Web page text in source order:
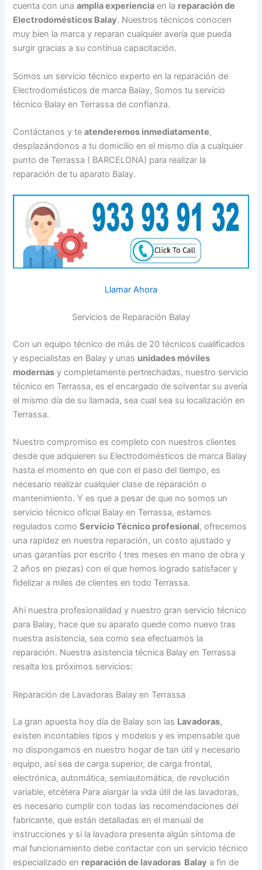
cuenta con unaamplia experiencia en la reparación de
Electrodomésticos Balay. Nuestros técnicos conocen
muy bien la marca y reparan cualquier avería que pueda
surgir gracias a su contínua capacitación.
Somos un servicio técnico experto en la reparación de
Electrodomésticos de marca Balay, Somos tu servicio
técnico Balay en Terrassa de confianza.
Contáctanos y teatenderemos inmediatamente,
desplazándonos a tu domicilio en el mismo día a cualquier
punto de Terrassa ( BARCELONA) para realizar la
reparación de tu aparato Balay.
Llamar Ahora
Servicios de Reparación Balay
Con un equipo técnico de más de 20 técnicos cualificados
y especialistas en Balay y unas unidades móviles
modernas y completamente pertrechadas, nuestro servicio
técnico en Terrassa, es el encargado de solventar su avería
el mismo día de su llamada, sea cual sea su localización en
Terrassa.
Nuestro compromiso es completo con nuestros clientes
desde que adquieren su Electrodomésticos de marca Balay
hasta el momento en que con el paso del tiempo, es
necesario realizar cualquier clase de reparación o
mantenimiento. Y es que a pesar de que no somos un
servicio técnico oficial Balay en Terrassa, estamos
regulados comoServicio Técnico profesional, ofrecemos
una rapidez en nuestra reparación, un costo ajustado y
unas garantías por escrito ( tres meses en mano de obra y
2 años en piezas) con el que hemos logrado satisfacer y
fidelizar a miles de clientes en todo Terrassa.
Ahí nuestra profesionalidad y nuestro gran servicio técnico
para Balay, hace que su aparato quede como nuevo tras
nuestra asistencia, sea como sea efectuamos la
reparación. Nuestra asistencia técnica Balay en Terrassa
resalta los próximos servicios:
Reparación de Lavadoras Balay en Terrassa
La gran apuesta hoy día de Balay son las Lavadoras,
existen incontables tipos y modelos y es impensable que
no dispongamos en nuestro hogar de tan útil y necesario
equipo, así sea de carga superior, de carga frontal,
electrónica, automática, semiautomática, de revolución
variable, etcétera Para alargar la vida útil de las lavadoras,
es necesario cumplir con todas las recomendaciones del
fabricante, que están detalladas en el manual de
instrucciones y si la lavadora presenta algún síntoma de
mal funcionamiento debe contactar con un servicio técnico
especializado en reparación de lavadoras Balay a fin de